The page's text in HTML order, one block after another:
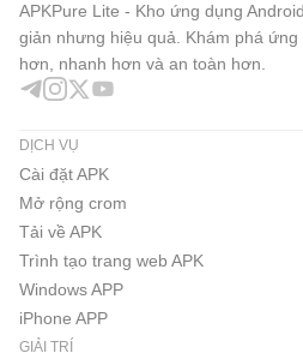
APKPure Lite - Kho ứng dụng
giản nhưng hiệu quả. Khám phá
hơn, nhanh hơn và an toàn hơn.
DỊCH VỤ
Cài đặt APK
Mở rộng crom
Tải về APK
Trình tạo trang web APK
Windows APP
iPhone APP
GIẢI TRÍ